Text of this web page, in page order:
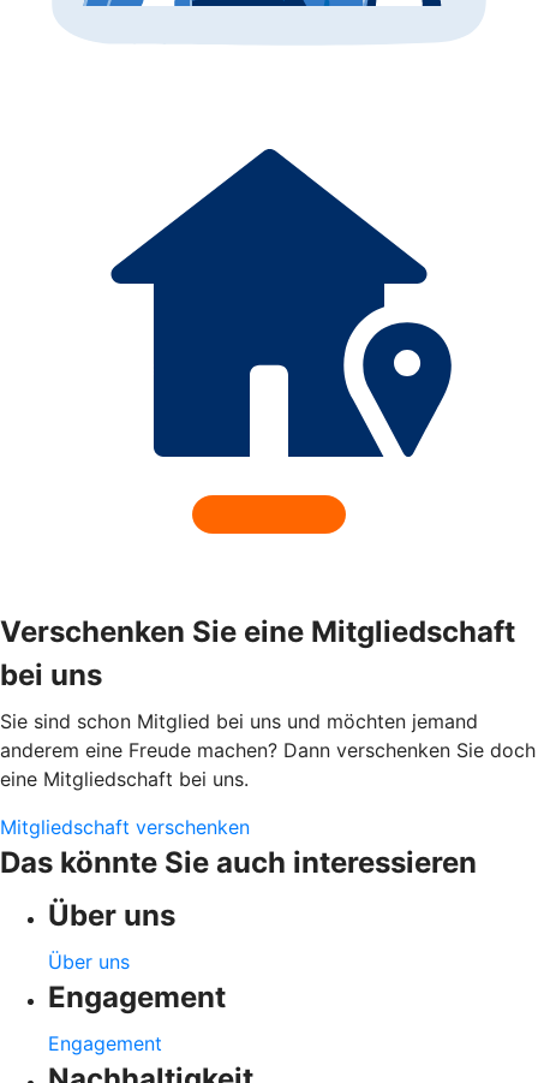
Verschenken Sie eine Mitgliedschaft
bei uns
Sie sind schon Mitglied bei uns und möchten jemand
anderem eine Freude machen? Dann verschenken Sie doch
eine Mitgliedschaft bei uns.
Mitgliedschaft verschenken
Das könnte Sie auch interessieren
Über uns
Über uns
Engagement
Engagement